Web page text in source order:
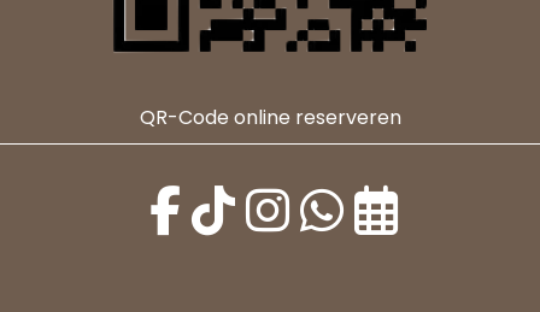
QR-Code online reserveren